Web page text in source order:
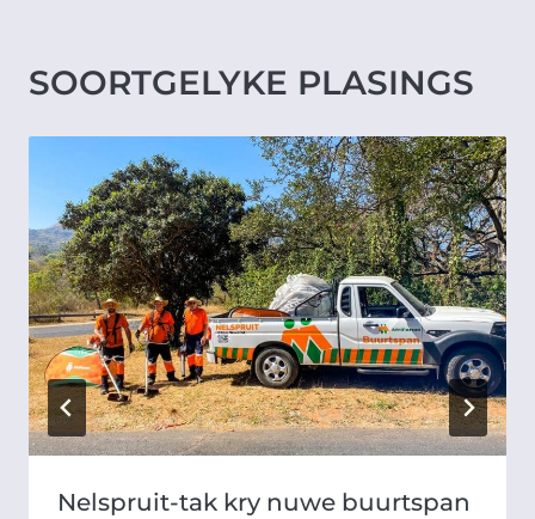
SOORTGELYKE PLASINGS
Nelspruit-tak kry nuwe buurtspan